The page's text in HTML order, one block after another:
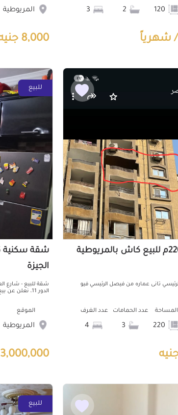
المريوطية
8,000 جنيه / شهرياً
شقة سكنية 220م للبيع كاش بالمريوطية
تانى عماره من فيصل الرئيسي فيو
المساحة عدد الحمامات عدد الغرف
للبيع
الجيزة
الدور 11، نعلن عن بيع شقة سوبر ل...
الموقع
المريوطية
3,000,000 جنيه
للبيع